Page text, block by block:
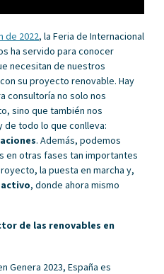
de 2022, la Feria de Internacional
ha servido para conocer
necesitan de nuestros
su proyecto renovable. Hay
consultoría no solo nos
sino que también nos
de todo lo que conlleva:
. Además, podemos
en otras fases tan importantes
la puesta en marcha y,
, donde ahora mismo
de las renovables en
Genera 2023, España es